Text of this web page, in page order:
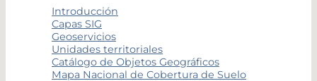
Introducción
Capas SIG
Geoservicios
Unidades territoriales
Catálogo de Objetos Geográficos
Mapa Nacional de Cobertura de Suelo